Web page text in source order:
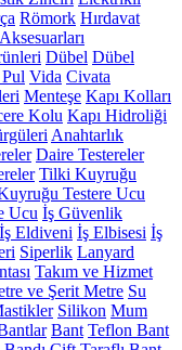
Römork Hırdavat
Dübel Dübel
Vida Civata
Menteşe Kapı Kolları
Kolu Kapı Hidroliği
Anahtarlık
Daire Testereler
Tilki Kuyruğu
Testere Ucu
Ucu İş Güvenlik
İş Eldiveni İş Elbisesi İş
Siperlik Lanyard
Takım ve Hizmet
ve Şerit Metre Su
Silikon Mum
Bant Teflon Bant